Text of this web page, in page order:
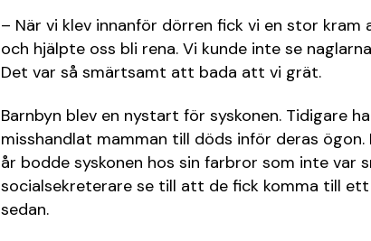
– När vi klev innanför dörren fick vi en stor kram
och hjälpte oss bli rena. Vi kunde inte se
Det var så smärtsamt att bada att vi grät.
Barnbyn blev en nystart för syskonen. Tidigare
misshandlat mamman till döds inför deras
år bodde syskonen hos sin farbror som inte var
socialsekreterare se till att de fick komma till
sedan.